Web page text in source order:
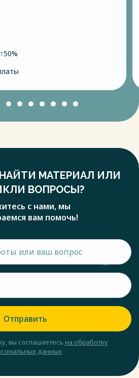
50%
МАТЕРИАЛ ИЛИ
ВОПРОСЫ?
с нами, мы
вам помочь!
Отправить
вы соглашаетесь на обработку
данных